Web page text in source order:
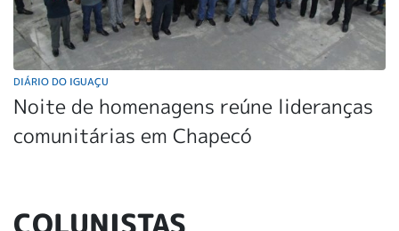
DIÁRIO DO IGUAÇU
Noite de homenagens reúne lideranças
comunitárias em Chapecó